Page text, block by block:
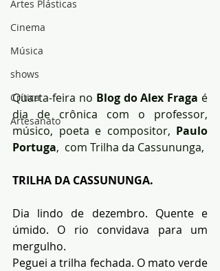
Artes Plásticas
Cinema
Música
shows
Crítica
Artesanato
Quarta-feira no Blog do Alex Fraga é
dia de crônica com o professor,
músico, poeta e compositor, Paulo
Portuga,  com Trilha da Cassununga,
TRILHA DA CASSUNUNGA.
Dia lindo de dezembro. Quente e
úmido. O rio convidava para um
mergulho.
Peguei a trilha fechada. O mato verde